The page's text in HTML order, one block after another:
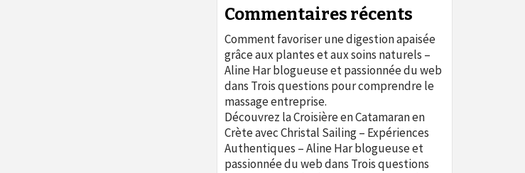
Commentaires récents
Comment favoriser une digestion apaisée
grâce aux plantes et aux soins naturels –
Aline Har blogueuse et passionnée du web
dans Trois questions pour comprendre le
massage entreprise.
Découvrez la Croisière en Catamaran en
Crète avec Christal Sailing – Expériences
Authentiques – Aline Har blogueuse et
passionnée du webdans Trois questions